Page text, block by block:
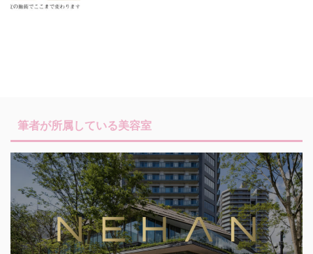
筆者が所属している美容室